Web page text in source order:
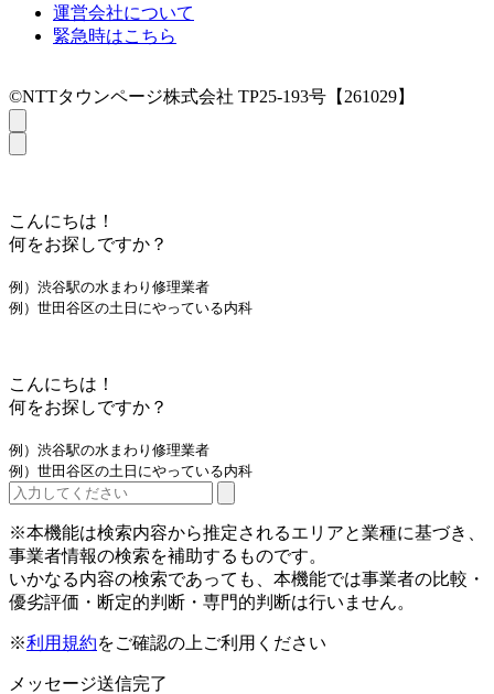
運営会社について
緊急時はこちら
©NTTタウンページ株式会社 TP25-193号【261029】
こんにちは！
何をお探しですか？
例）渋谷駅の水まわり修理業者
例）世田谷区の土日にやっている内科
こんにちは！
何をお探しですか？
例）渋谷駅の水まわり修理業者
例）世田谷区の土日にやっている内科
※本機能は検索内容から推定されるエリアと業種に基づき、
事業者情報の検索を補助するものです。
いかなる内容の検索であっても、本機能では事業者の比較・
優劣評価・断定的判断・専門的判断は行いません。
※利用規約をご確認の上ご利用ください
メッセージ送信完了